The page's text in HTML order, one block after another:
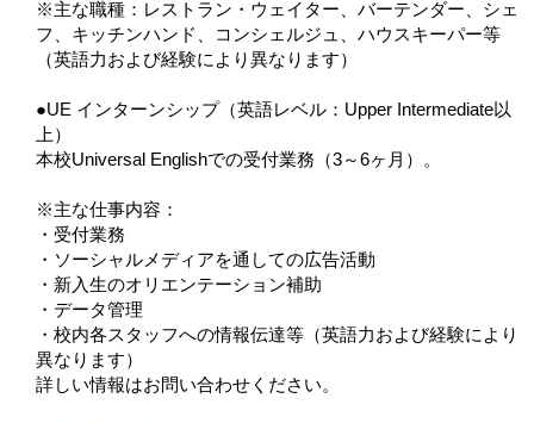
※主な職種：レストラン・ウェイター、バーテンダー、シェ
フ、キッチンハンド、コンシェルジュ、ハウスキーパー等
（英語力および経験により異なります）
●UE インターンシップ（英語レベル：Upper Intermediate以
上）
本校Universal Englishでの受付業務（3～6ヶ月）。
※主な仕事内容：
・受付業務
・ソーシャルメディアを通しての広告活動
・新入生のオリエンテーション補助
・データ管理
・校内各スタッフへの情報伝達等（英語力および経験により
異なります）
詳しい情報はお問い合わせください。